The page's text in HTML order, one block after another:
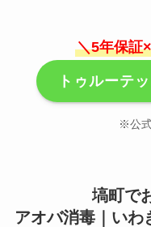
＼5年保証
トゥルーテ
※公
塙町で
アオバ消毒｜いわ